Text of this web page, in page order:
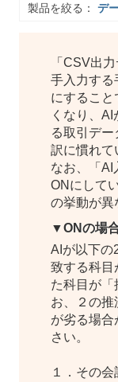
製品を絞る： デ
「CSV出
手入力する
にするこ
くなり、
る取引デ
訳に慣れて
なお、「AI
ONにして
の挙動が異
▼ONの場
AIが以下の
致する科目
た科目が「
お、２の
が劣る場
さい。
１．その